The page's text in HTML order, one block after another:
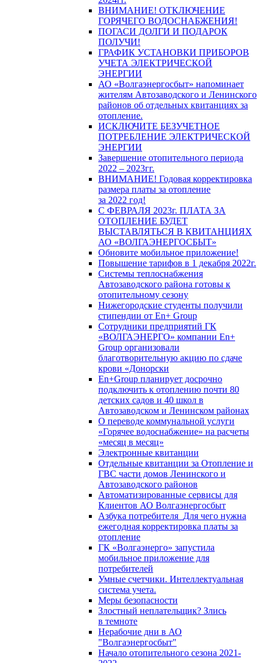
ВНИМАНИЕ! ОТКЛЮЧЕНИЕ
ГОРЯЧЕГО ВОДОСНАБЖЕНИЯ!
ПОГАСИ ДОЛГИ И ПОДАРОК
ПОЛУЧИ!
ГРАФИК УСТАНОВКИ ПРИБОРОВ
УЧЕТА ЭЛЕКТРИЧЕСКОЙ
ЭНЕРГИИ
АО «Волгаэнергосбыт» напоминает
жителям Автозаводского и Ленинского
районов об отдельных квитанциях за
отопление.
ИСКЛЮЧИТЕ БЕЗУЧЕТНОЕ
ПОТРЕБЛЕНИЕ ЭЛЕКТРИЧЕСКОЙ
ЭНЕРГИИ
Завершение отопительного периода
2022 – 2023гг.
ВНИМАНИЕ! Годовая корректировка
размера платы за отопление
за 2022 год!
С ФЕВРАЛЯ 2023г. ПЛАТА ЗА
ОТОПЛЕНИЕ БУДЕТ
ВЫСТАВЛЯТЬСЯ В КВИТАНЦИЯХ
АО «ВОЛГАЭНЕРГОСБЫТ»
Обновите мобильное приложение!
Повышение тарифов в 1 декабря 2022г.
Системы теплоснабжения
Автозаводского района готовы к
отопительному сезону
Нижегородские студенты получили
стипендии от En+ Group
Сотрудники предприятий ГК
«ВОЛГАЭНЕРГО» компании En+
Group организовали
благотворительную акцию по сдаче
крови «Донорски
En+Group планирует досрочно
подключить к отоплению почти 80
детских садов и 40 школ в
Автозаводском и Ленинском районах
О переводе коммунальной услуги
«Горячее водоснабжение» на расчеты
«месяц в месяц»
Электронные квитанции
Отдельные квитанции за Отопление и
ГВС части домов Ленинского и
Автозаводского районов
Автоматизированные сервисы для
Клиентов АО Волгаэнергосбыт
Азбука потребителя_Для чего нужна
ежегодная корректировка платы за
отопление
ГК «Волгаэнерго» запустила
мобильное приложение для
потребителей
Умные счетчики. Интеллектуальная
система учета.
Меры безопасности
Злостный неплательщик? Злись
в темноте
Нерабочие дни в АО
"Волгаэнергосбыт"
Начало отопительного сезона 2021-